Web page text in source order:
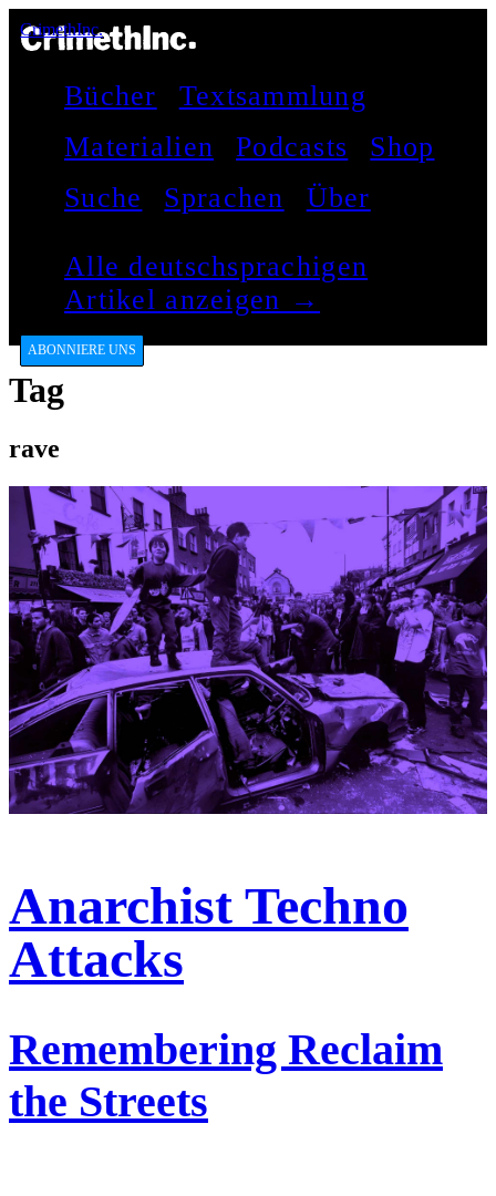
CrimethInc.
Bücher
Textsammlung
Materialien
Podcasts
Shop
Suche
Sprachen Über
Alle deutschsprachigen
Artikel anzeigen →
ABONNIERE UNS
Tag
rave
Anarchist Techno
Attacks
Remembering Reclaim
the Streets